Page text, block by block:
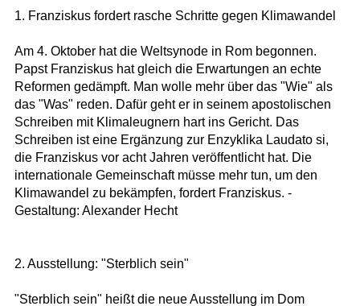
1. Franziskus fordert rasche Schritte gegen Klimawandel
Am 4. Oktober hat die Weltsynode in Rom begonnen.
Papst Franziskus hat gleich die Erwartungen an echte
Reformen gedämpft. Man wolle mehr über das "Wie" als
das "Was" reden. Dafür geht er in seinem apostolischen
Schreiben mit Klimaleugnern hart ins Gericht. Das
Schreiben ist eine Ergänzung zur Enzyklika Laudato si,
die Franziskus vor acht Jahren veröffentlicht hat. Die
internationale Gemeinschaft müsse mehr tun, um den
Klimawandel zu bekämpfen, fordert Franziskus. -
Gestaltung: Alexander Hecht
2. Ausstellung: "Sterblich sein"
"Sterblich sein" heißt die neue Ausstellung im Dom